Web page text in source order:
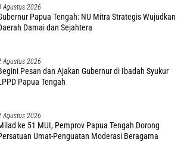
Agustus 2026
Papua Tengah: NU Mitra Strategis Wujudkan
Damai dan Sejahtera
Agustus 2026
Pesan dan Ajakan Gubernur di Ibadah Syukur
Papua Tengah
Agustus 2026
ke 51 MUI, Pemprov Papua Tengah Dorong
Umat-Penguatan Moderasi Beragama